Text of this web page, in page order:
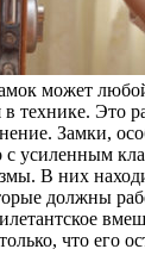
может
в технике. Это
Замки,
с усиленным
В них
должны
что его